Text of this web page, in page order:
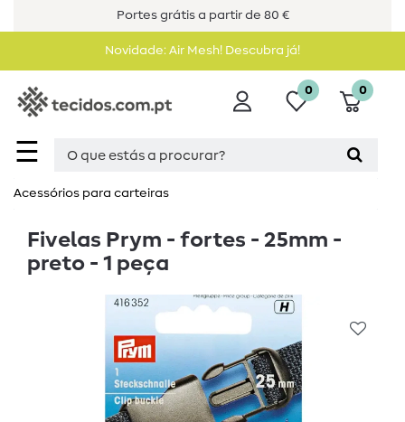
Portes grátis a partir de 80 €
Novidade: Air Mesh! Descubra já!
☰
0 0
Acessórios para carteiras
Fivelas Prym - fortes - 25mm -
preto - 1 peça